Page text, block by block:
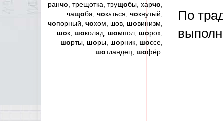
ранчо, трещотка, трущобы, харчо,
чащоба,чокаться,чокнутый,
чопорный,чохом, шов,шовинизм,
шок,шоколад,шомпол,шорох,
шорты,шоры,шорник,шоссе,
шотландец,шофёр.
По